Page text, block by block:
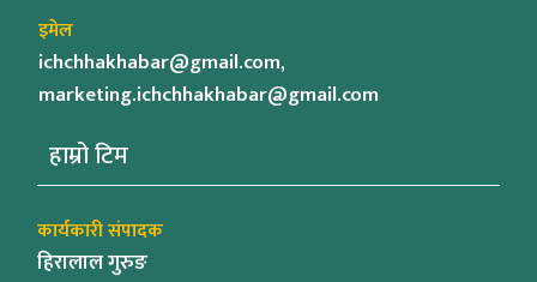
इमेल
ichchhakhabar@gmail.com,
marketing.ichchhakhabar@gmail.com
हाम्रो टिम
कार्यकारी संपादक
हिरालाल गुरुङ